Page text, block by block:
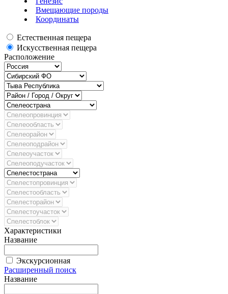
Вмещающие породы
Координаты
Естественная пещера
Искусственная пещера
Расположение
Характеристики
Название
Экскурсионная
Расширенный поиск
Название